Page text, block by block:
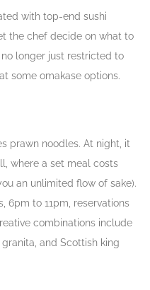
with top-end sushi
the chef decide on what to
longer just restricted to
some omakase options.
prawn noodles. At night, it
where a set meal costs
an unlimited flow of sake).
6pm to 11pm, reservations
combinations include
and Scottish king